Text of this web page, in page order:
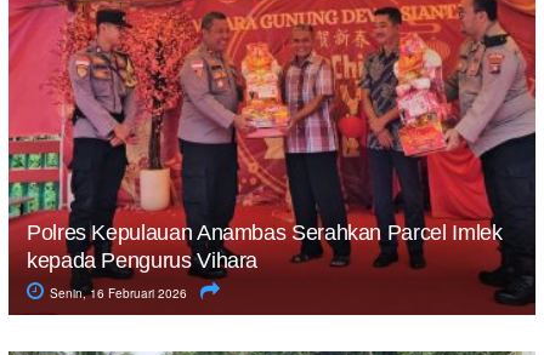
Polres Kepulauan Anambas Serahkan Parcel Imlek
kepada Pengurus Vihara
Senin, 16 Februari 2026